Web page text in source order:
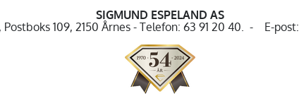
SIGMUND ESPELAND AS
Postboks 109, 2150 Årnes - Telefon: 63 91 20 40. - E-post: